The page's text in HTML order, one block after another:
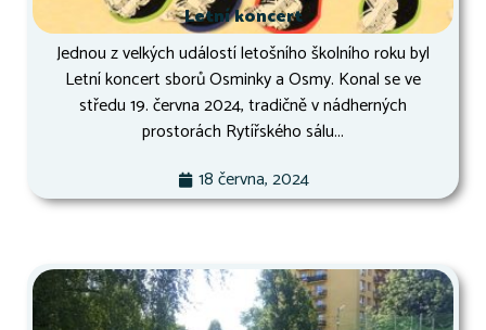
Letní koncert
Jednou z velkých událostí letošního školního roku byl
Letní koncert sborů Osminky a Osmy. Konal se ve
středu 19. června 2024, tradičně v nádherných
prostorách Rytířského sálu...
18 června, 2024